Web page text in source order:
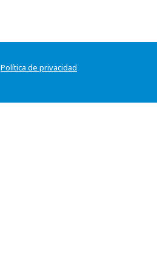
Política de privacidad